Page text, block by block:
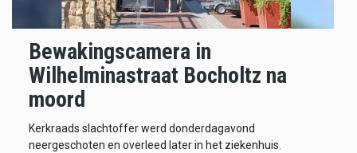
Bewakingscamera in
Wilhelminastraat Bocholtz na
moord
Kerkraads slachtoffer werd donderdagavond
neergeschoten en overleed later in het ziekenhuis.